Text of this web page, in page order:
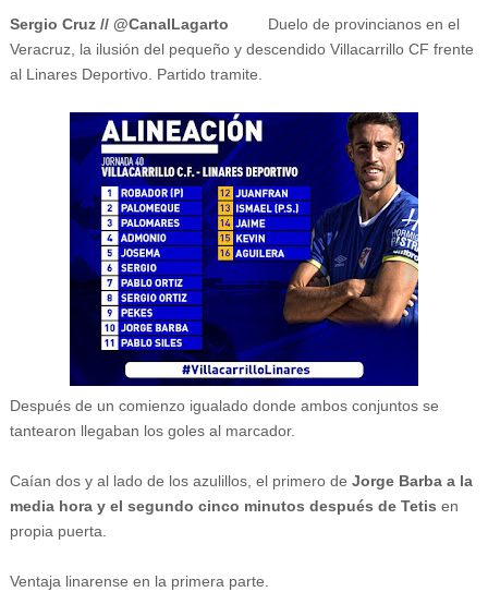
Sergio Cruz // @CanalLagarto Duelo de provincianos en el
Veracruz, la ilusión del pequeño y descendido Villacarrillo CF frente
al Linares Deportivo. Partido tramite.
Después de un comienzo igualado donde ambos conjuntos se
tantearon llegaban los goles al marcador.
Caían dos y al lado de los azulillos, el primero de Jorge Barba a la
media hora y el segundo cinco minutos después de Tetis en
propia puerta.
Ventaja linarense en la primera parte.